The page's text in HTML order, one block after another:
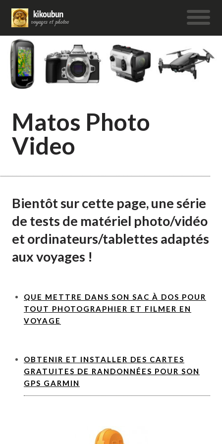
Matos Photo
Video
Bientôt sur cette page, une série
de tests de matériel photo/vidéo
et ordinateurs/tablettes adaptés
aux voyages !
QUE METTRE DANS SON SAC À DOS POUR
TOUT PHOTOGRAPHIER ET FILMER EN
VOYAGE
OBTENIR ET INSTALLER DES CARTES
GRATUITES DE RANDONNÉES POUR SON
GPS GARMIN